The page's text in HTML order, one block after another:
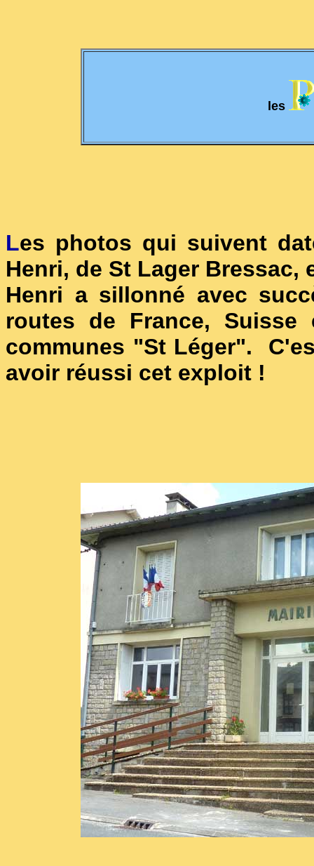
les
Les photos qui suivent
Henri, de St Lager Bressac,
Henri a sillonné avec
routes de France,
communes "St Léger".
avoir réussi cet exploit !